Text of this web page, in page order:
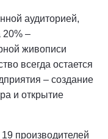
аудиторией,
20% –
живописи
всегда остается
– создание
и открытие
производителей